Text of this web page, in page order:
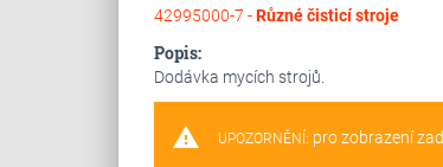
42995000-7 -Různé čisticí stroje
Popis:
Dodávka mycích strojů.
warning UPOZORNĚNÍ: pro zobrazení